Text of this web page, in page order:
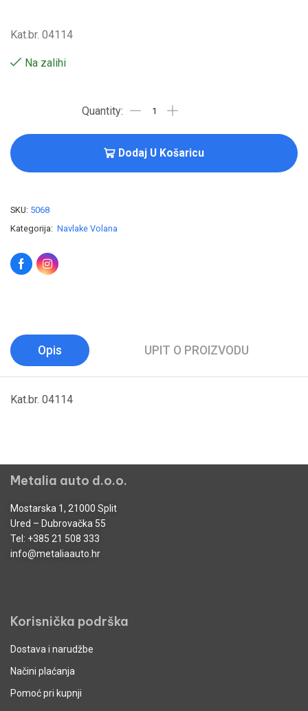
Kat.br. 04114
Na zalihi
Dodaj U Košaricu
SKU: 5068
Kategorija: Navlake Volana
Opis UPIT O PROIZVODU
Kat.br. 04114
Metalia auto d.o.o.
Mostarska 1, 21000 Split
Ured – Dubrovačka 55
Tel: +385 21 508 333
info@metaliaauto.hr
Korisnička podrška
Dostava i narudžbe
Načini plaćanja
Pomoć pri kupnji